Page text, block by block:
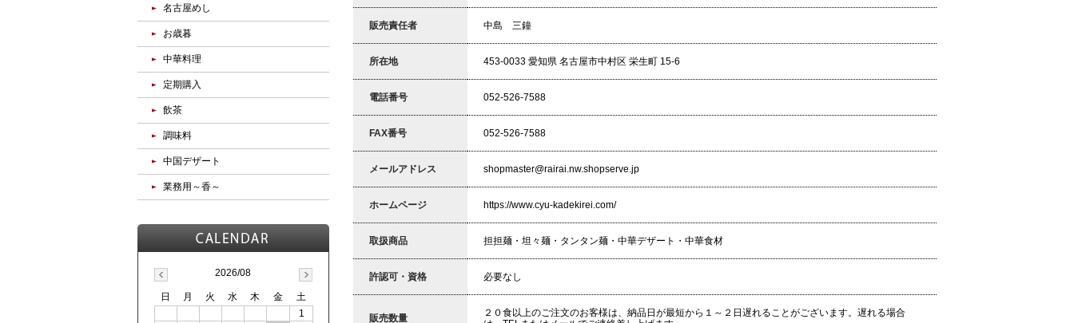
販売責任者 中島 三鐘
所在地 453-0033 愛知県 名古屋市中村区 栄生町 15-6
電話番号 052-526-7588
FAX番号 052-526-7588
メールアドレス shopmaster@rairai.nw.shopserve.jp
ホームページ https://www.cyu-kadekirei.com/
取扱商品 担担麺・坦々麺・タンタン麺・中華デザート・中華食材
許認可・資格 必要なし
販売数量
２０食以上のご注文のお客様は、納品日が最短から１～２日遅れることがございます。遅れる場合
名古屋めし
お歳暮
中華料理
定期購入
飲茶
調味料
中国デザート
業務用～香～
2026/08
日 月 火 水 木 金
土
1